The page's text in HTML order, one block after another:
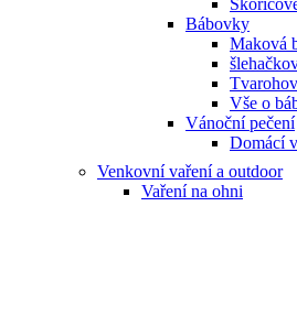
Bábovky
Maková
Vše o
Vánoční pečení
Domácí
Venkovní vaření a outdoor
Vaření na ohni